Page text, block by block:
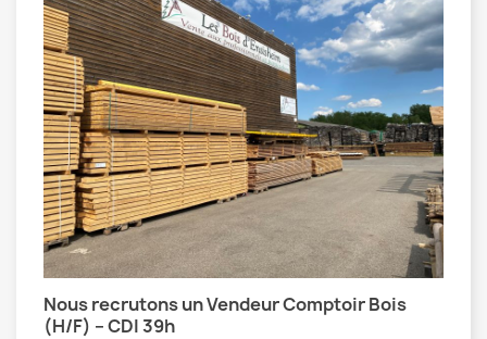
Nous recrutons un Vendeur Comptoir Bois
(H/F) – CDI 39h